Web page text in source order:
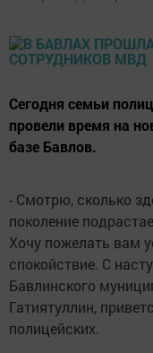
Сегодня семьи
провели время на
базе Бавлов.
- Смотрю, сколько
поколение
Хочу пожелать вам
спокойствие. С
Бавлинского
Гатиятуллин,
полицейских.